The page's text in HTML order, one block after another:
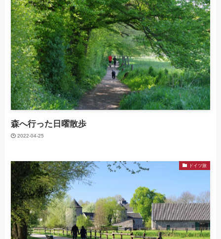
森へ行った日曜散歩
2022-04-25
ドイツ旅